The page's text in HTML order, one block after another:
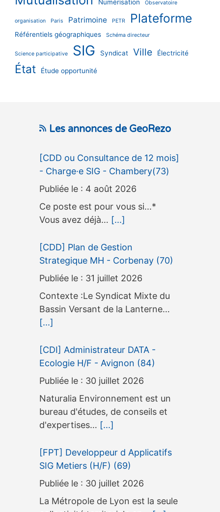
Numérisation Observatoire
organisation Paris Patrimoine PETR Plateforme
Référentiels géographiques Schéma directeur
Science participative SIG Syndicat Ville Électricité
État Étude opportunité
Les annonces de GeoRezo
[CDD ou Consultance de 12 mois]
- Charge·e SIG - Chambery(73)
4 août 2026
Ce poste est pour vous si...*
Vous avez déjà… [...]
[CDD] Plan de Gestion
Strategique MH - Corbenay (70)
31 juillet 2026
Contexte :Le Syndicat Mixte du
Bassin Versant de la Lanterne…
[...]
[CDI] Administrateur DATA -
Ecologie H/F - Avignon (84)
30 juillet 2026
Naturalia Environnement est un
bureau d'études, de conseils et
d'expertises… [...]
[FPT] Developpeur d Applicatifs
SIG Metiers (H/F) (69)
30 juillet 2026
La Métropole de Lyon est la seule